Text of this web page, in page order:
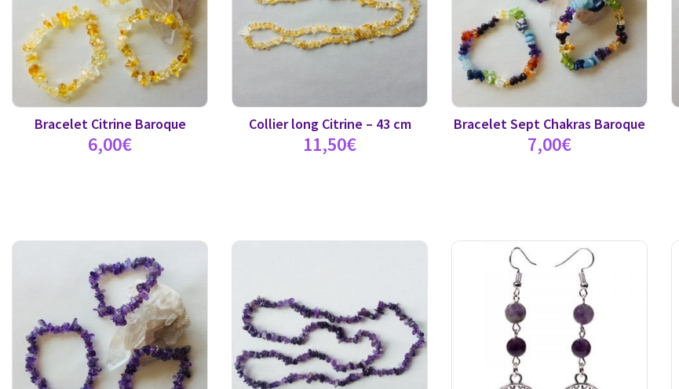
Bracelet Citrine Baroque
6,00€
Collier long Citrine – 43 cm
11,50€
Bracelet Sept Chakras Baroque
7,00€